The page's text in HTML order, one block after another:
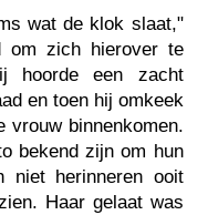
wat de klok slaat,"
om zich hierover te
hoorde een zacht
en toen hij omkeek
vrouw binnenkomen.
bekend zijn om hun
niet herinneren ooit
Haar gelaat was